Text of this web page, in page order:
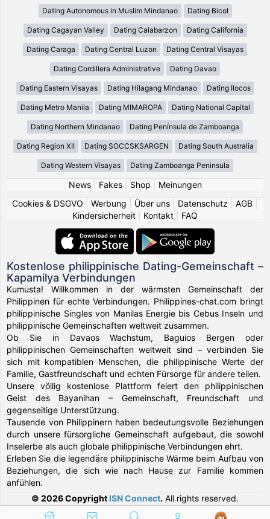
Dating Autonomous in Muslim Mindanao Dating Bicol
Dating Cagayan Valley Dating Calabarzon Dating California
Dating Caraga Dating Central Luzon Dating Central Visayas
Dating Cordillera Administrative Dating Davao
Dating Eastern Visayas Dating Hilagang Mindanao Dating Ilocos
Dating Metro Manila Dating MIMAROPA Dating National Capital
Dating Northern Mindanao Dating Península de Zamboanga
Dating Region XII Dating SOCCSKSARGEN Dating South Australia
Dating Western Visayas Dating Zamboanga Peninsula
News| Fakes| Shop
Meinungen
Cookies & DSGVO
Werbung Über uns Datenschutz AGB
Kindersicherheit
Kontakt FAQ
Kostenlose philippinische Dating-Gemeinschaft –
Kapamilya Verbindungen
Kumusta! Willkommen in der wärmsten Gemeinschaft der
Philippinen für echte Verbindungen. Philippines-chat.com bringt
philippinische Singles von Manilas Energie bis Cebus Inseln und
philippinische Gemeinschaften weltweit zusammen.
Ob Sie in Davaos Wachstum, Baguios Bergen oder
philippinischen Gemeinschaften weltweit sind – verbinden Sie
sich mit kompatiblen Menschen, die philippinische Werte der
Familie, Gastfreundschaft und echten Fürsorge für andere teilen.
Unsere völlig kostenlose Plattform feiert den philippinischen
Geist des Bayanihan – Gemeinschaft, Freundschaft und
gegenseitige Unterstützung.
Tausende von Philippinern haben bedeutungsvolle Beziehungen
durch unsere fürsorgliche Gemeinschaft aufgebaut, die sowohl
Inselerbe als auch globale philippinische Verbindungen ehrt.
Erleben Sie die legendäre philippinische Wärme beim Aufbau von
Beziehungen, die sich wie nach Hause zur Familie kommen
anfühlen.
© 2026 Copyright ISN Connect. All rights reserved.